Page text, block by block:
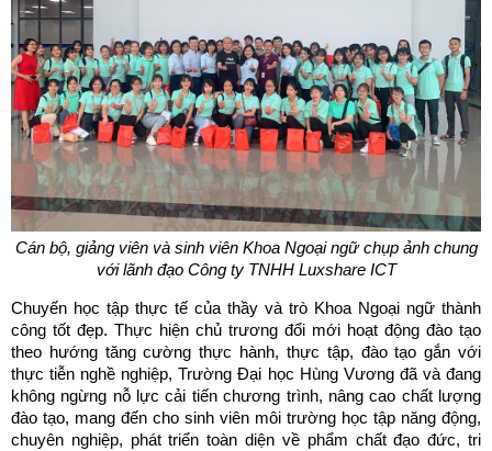
Cán bộ, giảng viên và sinh viên Khoa Ngoại ngữ chụp ảnh chung
với lãnh đạo Công ty TNHH Luxshare ICT
Chuyến học tập thực tế của thầy và trò Khoa Ngoại ngữ thành
công tốt đẹp. Thực hiện chủ trương đổi mới hoạt động đào tạo
theo hướng tăng cường thực hành, thực tập, đào tạo gắn với
thực tiễn nghề nghiệp, Trường Đại học Hùng Vương đã và đang
không ngừng nỗ lực cải tiến chương trình, nâng cao chất lượng
đào tạo, mang đến cho sinh viên môi trường học tập năng động,
chuyên nghiệp, phát triển toàn diện về phẩm chất đạo đức, tri